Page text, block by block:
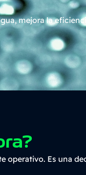
mejora la
operativo. Es una